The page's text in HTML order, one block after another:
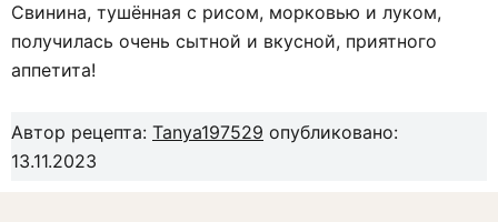
Свинина, тушённая с рисом, морковью и луком,
получилась очень сытной и вкусной, приятного
аппетита!
Автор рецепта: Tanya197529 опубликовано:
13.11.2023